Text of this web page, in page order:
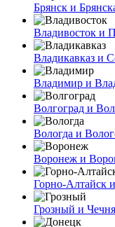
Брянск и
Владивосток и
Владикавказ и
Владимир и
Волгоград и
Вологда и
Воронеж и
Горно-Алтайск
Грозный и Чечня